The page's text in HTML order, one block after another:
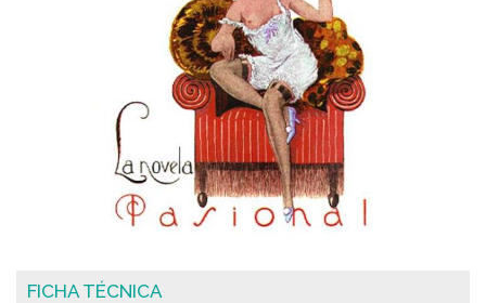
FICHA TÉCNICA